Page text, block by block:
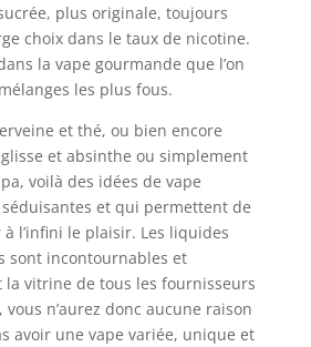
plus originale, toujours
choix dans le taux de nicotine.
la vape gourmande que l’on
les plus fous.
et thé, ou bien encore
et absinthe ou simplement
voilà des idées de vape
et qui permettent de
l’infini le plaisir. Les liquides
sont incontournables et
la vitrine de tous les fournisseurs
vous n’aurez donc aucune raison
avoir une vape variée, unique et